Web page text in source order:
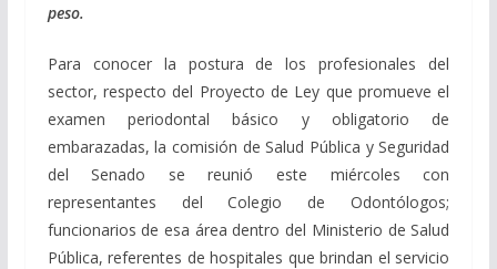
peso.
Para conocer la postura de los profesionales del
sector, respecto del Proyecto de Ley que promueve el
examen periodontal básico y obligatorio de
embarazadas, la comisión de Salud Pública y Seguridad
del Senado se reunió este miércoles con
representantes del Colegio de Odontólogos;
funcionarios de esa área dentro del Ministerio de Salud
Pública, referentes de hospitales que brindan el servicio